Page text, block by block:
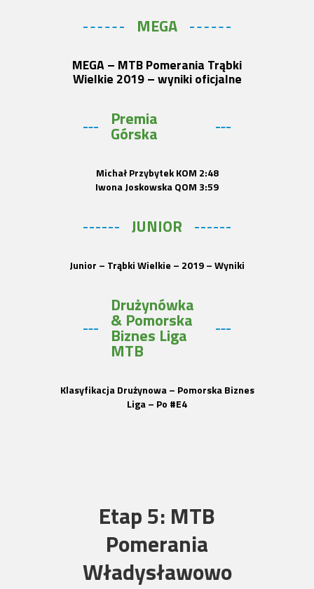
MEGA
MEGA – MTB Pomerania Trąbki
Wielkie 2019 – wyniki oficjalne
Premia
Górska
Michał PrzybytekKOM 2:48
Iwona JoskowskaQOM 3:59
JUNIOR
Junior – Trąbki Wielkie – 2019 – Wyniki
Drużynówka
& Pomorska
Biznes Liga
MTB
Klasyfikacja Drużynowa – Pomorska Biznes
Liga – Po #E4
Etap 5: MTB
Pomerania
Władysławowo